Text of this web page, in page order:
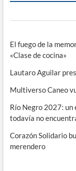
El fuego de la
«Clase de cocina»
Lautaro Aguilar
Multiverso Caneo
Río Negro 2027: un
todavía no
Corazón Solidario
merendero